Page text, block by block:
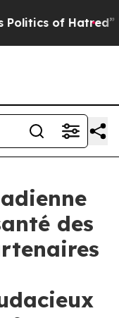
of Hatred” The
des